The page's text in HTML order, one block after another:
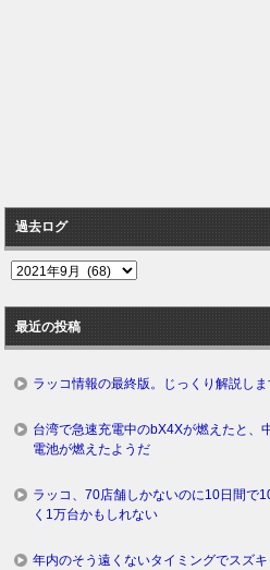
過去ログ
過
ロ
グ
最近の投稿
ラッコ情報の最終版。じっくり解説し
台湾で急速充電中のbX4Xが燃えたと、
電池が燃えたようだ
ラッコ、70店舗しかないのに10日間
く1万台かもしれない
年内のそう遠くないタイミングでスズ